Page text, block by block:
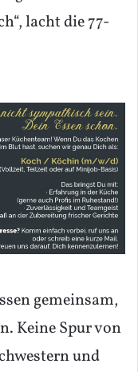
lacht die 77-
gemeinsam,
Keine Spur von
und